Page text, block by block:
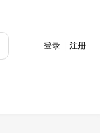
登录 | 注册